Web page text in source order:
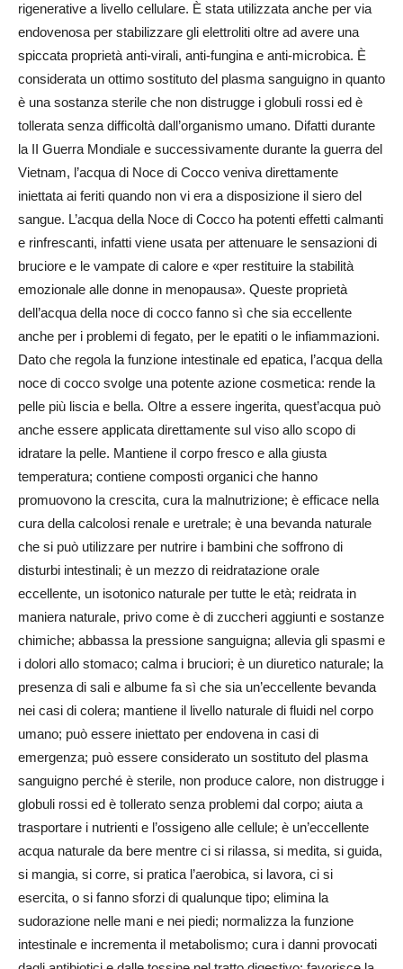
rigenerative a livello cellulare. È stata utilizzata anche per via
endovenosa per stabilizzare gli elettroliti oltre ad avere una
spiccata proprietà anti-virali, anti-fungina e anti-microbica. È
considerata un ottimo sostituto del plasma sanguigno in quanto
è una sostanza sterile che non distrugge i globuli rossi ed è
tollerata senza difficoltà dall’organismo umano. Difatti durante
la II Guerra Mondiale e successivamente durante la guerra del
Vietnam, l’acqua di Noce di Cocco veniva direttamente
iniettata ai feriti quando non vi era a disposizione il siero del
sangue. L’acqua della Noce di Cocco ha potenti effetti calmanti
e rinfrescanti, infatti viene usata per attenuare le sensazioni di
bruciore e le vampate di calore e «per restituire la stabilità
emozionale alle donne in menopausa». Queste proprietà
dell’acqua della noce di cocco fanno sì che sia eccellente
anche per i problemi di fegato, per le epatiti o le infiammazioni.
Dato che regola la funzione intestinale ed epatica, l’acqua della
noce di cocco svolge una potente azione cosmetica: rende la
pelle più liscia e bella. Oltre a essere ingerita, quest’acqua può
anche essere applicata direttamente sul viso allo scopo di
idratare la pelle. Mantiene il corpo fresco e alla giusta
temperatura; contiene composti organici che hanno
promuovono la crescita, cura la malnutrizione; è efficace nella
cura della calcolosi renale e uretrale; è una bevanda naturale
che si può utilizzare per nutrire i bambini che soffrono di
disturbi intestinali; è un mezzo di reidratazione orale
eccellente, un isotonico naturale per tutte le età; reidrata in
maniera naturale, privo come è di zuccheri aggiunti e sostanze
chimiche; abbassa la pressione sanguigna; allevia gli spasmi e
i dolori allo stomaco; calma i bruciori; è un diuretico naturale; la
presenza di sali e albume fa sì che sia un’eccellente bevanda
nei casi di colera; mantiene il livello naturale di fluidi nel corpo
umano; può essere iniettato per endovena in casi di
emergenza; può essere considerato un sostituto del plasma
sanguigno perché è sterile, non produce calore, non distrugge i
globuli rossi ed è tollerato senza problemi dal corpo; aiuta a
trasportare i nutrienti e l’ossigeno alle cellule; è un’eccellente
acqua naturale da bere mentre ci si rilassa, si medita, si guida,
si mangia, si corre, si pratica l’aerobica, si lavora, ci si
esercita, o si fanno sforzi di qualunque tipo; elimina la
sudorazione nelle mani e nei piedi; normalizza la funzione
intestinale e incrementa il metabolismo; cura i danni provocati